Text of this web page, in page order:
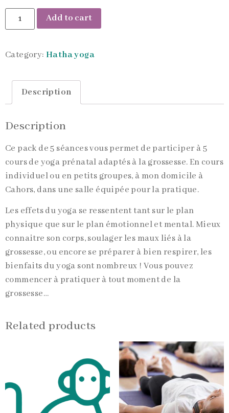
Add to cart
Category: Hatha yoga
Description
Description
Ce pack de 5 séances vous permet de participer à 5
cours de yoga prénatal adaptés à la grossesse. En cours
individuel ou en petits groupes, à mon domicile à
Cahors, dans une salle équipée pour la pratique.
Les effets du yoga se ressentent tant sur le plan
physique que sur le plan émotionnel et mental. Mieux
connaitre son corps, soulager les maux liés à la
grossesse, ou encore se préparer à bien respirer, les
bienfaits du yoga sont nombreux ! Vous pouvez
commencer à pratiquer à tout moment de la
grossesse…
Related products